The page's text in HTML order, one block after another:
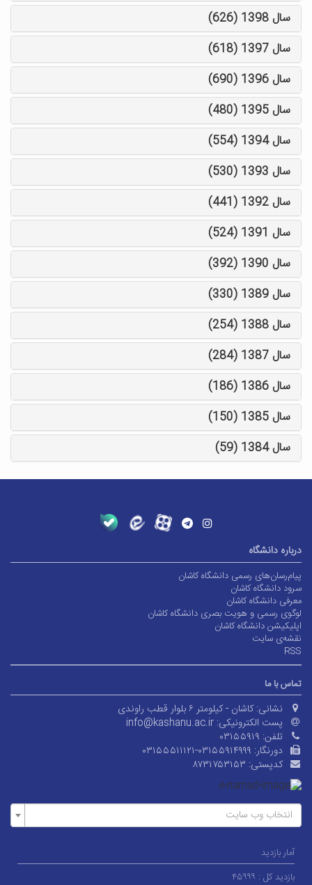
سال 1398 (626)
سال 1397 (618)
سال 1396 (690)
سال 1395 (480)
سال 1394 (554)
سال 1393 (530)
سال 1392 (441)
سال 1391 (524)
سال 1390 (392)
سال 1389 (330)
سال 1388 (254)
سال 1387 (284)
سال 1386 (186)
سال 1385 (150)
سال 1384 (59)
درباره دانشگاه
پیام‌رسان‌های رسمی دانشگاه کاشان
سرود دانشگاه کاشان
معرفی دانشگاه کاشان
لوگوی رسمی و هویت بصری دانشگاه کاشان
اپلیکیشن دانشگاه کاشان
نقشه‌ی سایت
RSS
تماس با ما
نشانی: کاشان - کیلومتر ۶ بلوار قطب راوندی
پست الکترونیکی: info@kashanu.ac.ir
تلفن: ۰۳۱۵۵۹۱۹
دورنگار: ۰۳۱۵۵۵۱۱۱۲۱-۰۳۱۵۵۹۱۴۹۹۹
کدپستی: ۸۷۳۱۷۵۳۱۵۳
انتخاب وب سایت
آمار بازدید
بازدید کل : ۴۵۹۹۹